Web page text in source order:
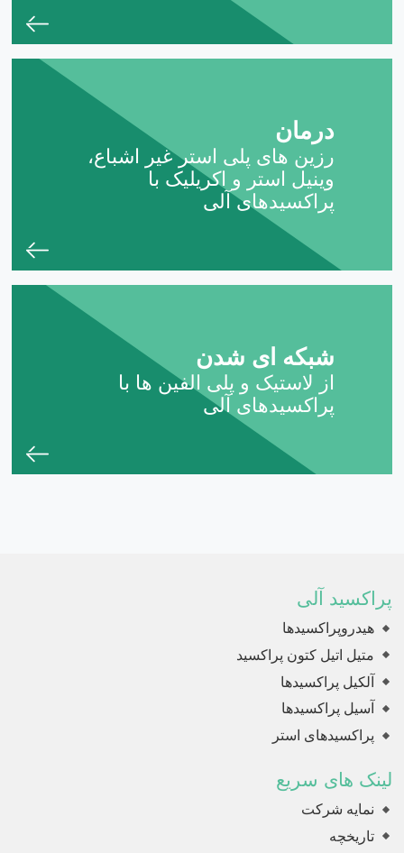
درمان
رزین های پلی استر غیر اشباع،
وینیل استر و اکریلیک با
پراکسیدهای آلی
شبکه ای شدن
از لاستیک و پلی الفین ها با
پراکسیدهای آلی
پراکسید آلی
هیدروپراکسیدها
متیل اتیل کتون پراکسید
آلکیل پراکسیدها
آسیل پراکسیدها
پراکسیدهای استر
لینک های سریع
نمایه شرکت
تاریخچه